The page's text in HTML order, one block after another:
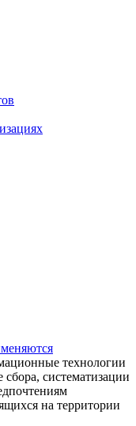
технологии
систематизации
на территории